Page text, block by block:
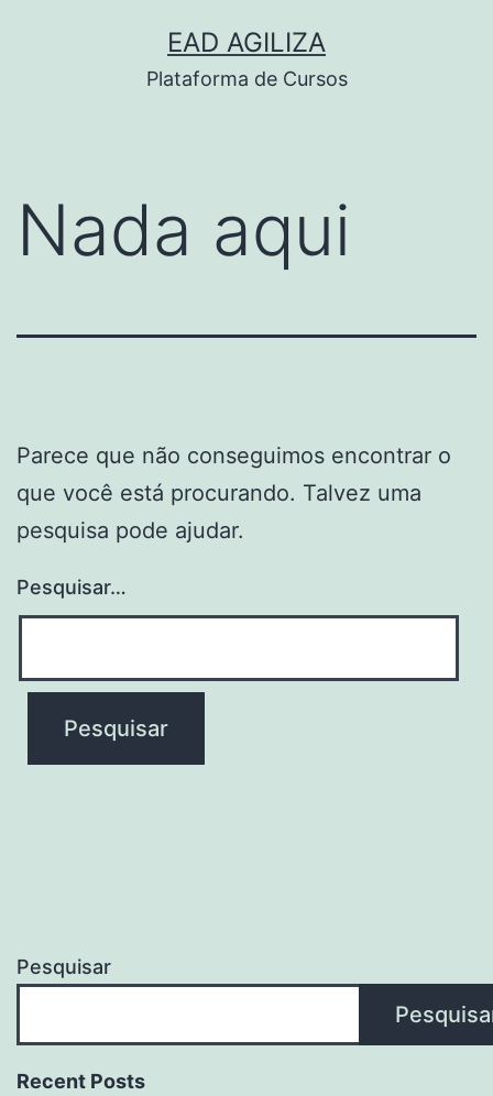
EAD AGILIZA
Plataforma de Cursos
Nada aqui
Parece que não conseguimos encontrar o
que você está procurando. Talvez uma
pesquisa pode ajudar.
Pesquisar…
Pesquisar
Recent Posts